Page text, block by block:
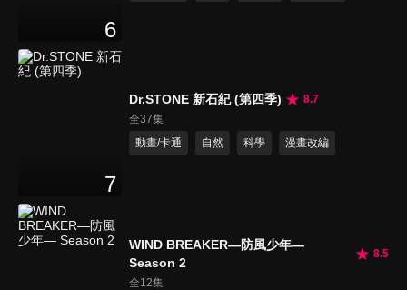
6
7
Dr.STONE 新石紀 (第四季)
8.7
全37集
動畫/卡通
自然 科學 漫畫改編
WIND BREAKER—防風少年—
Season 2
8.5
全12集